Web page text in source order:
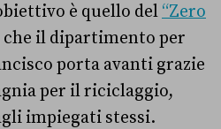
è quello del “Zero
che il dipartimento per
porta avanti grazie
per il riciclaggio,
impiegati stessi.